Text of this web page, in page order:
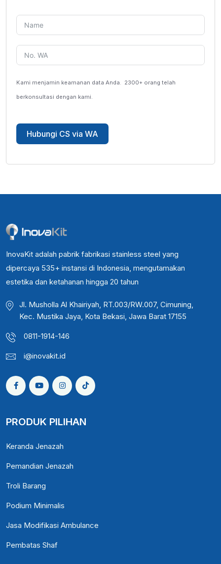
Kami menjamin keamanan data Anda. 2300+ orang telah
berkonsultasi dengan kami.
Hubungi CS via WA
InovaKit adalah pabrik fabrikasi stainless steel yang
dipercaya 535+ instansi di Indonesia, mengutamakan
estetika dan ketahanan hingga 20 tahun
Jl. Musholla Al Khairiyah, RT.003/RW.007, Cimuning,
Kec. Mustika Jaya, Kota Bekasi, Jawa Barat 17155
0811-1914-146
i@inovakit.id
PRODUK PILIHAN
Keranda Jenazah
Pemandian Jenazah
Troli Barang
Podium Minimalis
Jasa Modifikasi Ambulance
Pembatas Shaf